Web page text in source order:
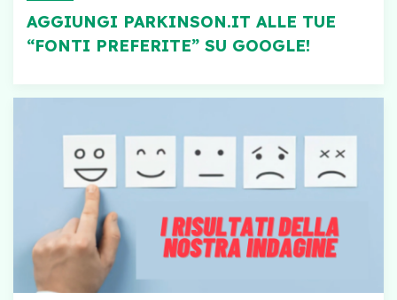
AGGIUNGI PARKINSON.IT ALLE TUE
“FONTI PREFERITE” SU GOOGLE!